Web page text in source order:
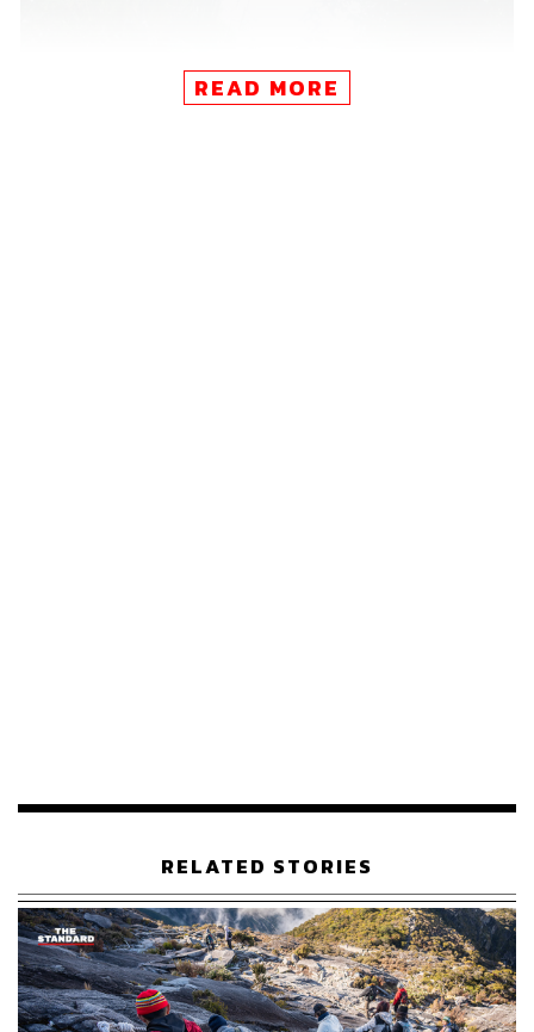
จากลานกางเต็นท์ตะเพินคี่ที่เป็นจุดจบของเส้นทาง นักท่อง
อีกด้วย เส้นทางเดินไป-กลับระยะทาง 900 เมตร (ขาเดียว) มี
ความชันมาก ใช้เวลาเดินประมาณ 40-60 นาที ตลอดเส้น
ทางนักท่องเที่ยวจะได้สัมผัสกับป่าดิบเขา พรรณไม้นานาพันธุ์
และวิวเหนือเมฆแบบ 180 องศาของผืนป่า 3 จังหวัด
สุพรรณบุรี อุทัยธานี และกาญจนบุรี
READ MORE
RELATED STORIES